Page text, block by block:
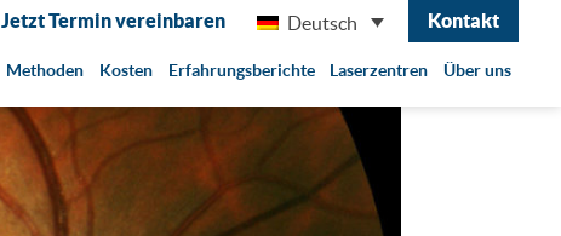
Jetzt Termin vereinbaren Deutsch Kontakt
Methoden Kosten Erfahrungsberichte Laserzentren Über uns